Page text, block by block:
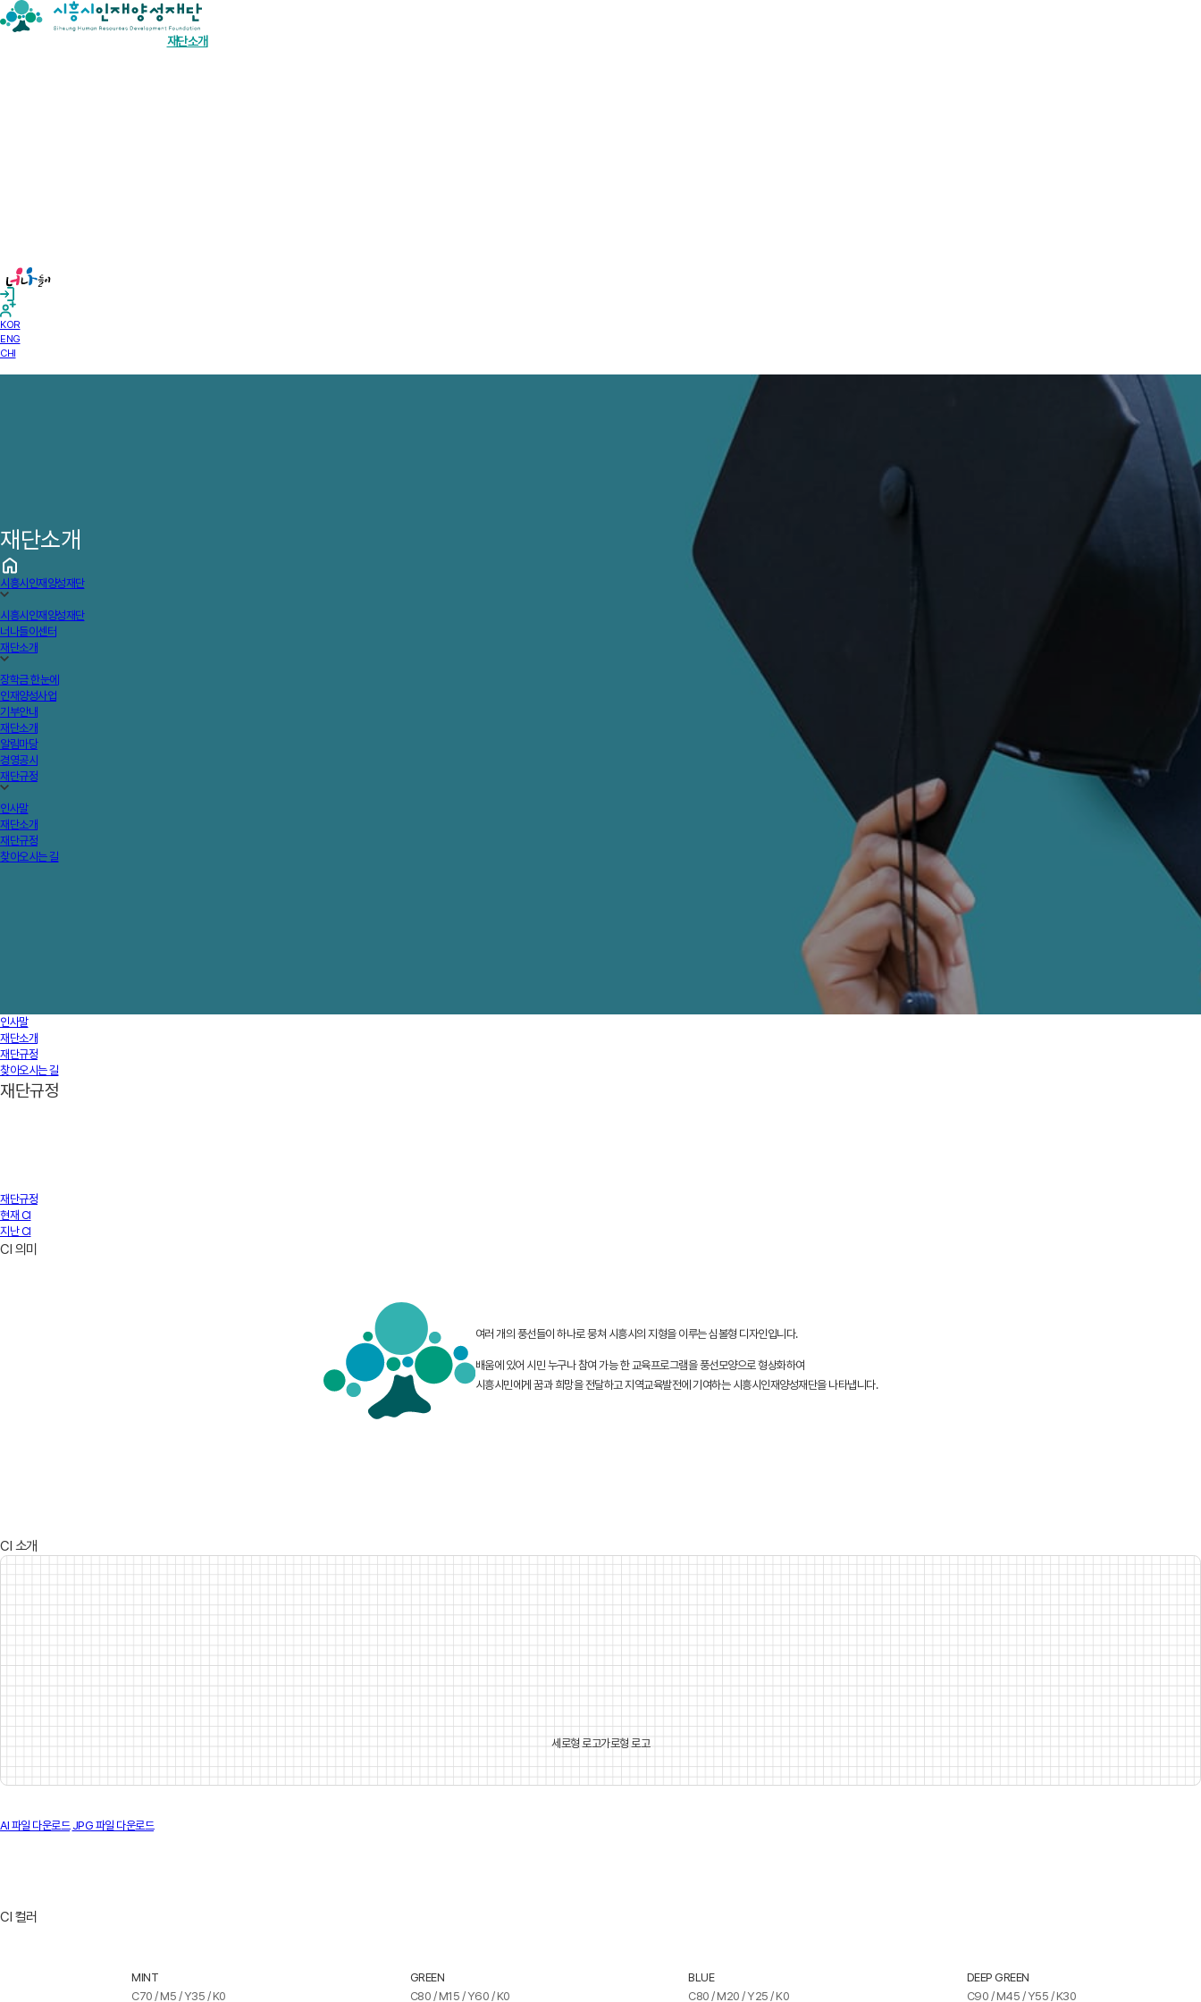
재단소개
KOR
ENG
CHI
재단소개
시흥시인재양성재단
시흥시인재양성재단
너나들이센터
재단소개
장학금 한눈에
인재양성사업
기부안내
재단소개
알림마당
경영공시
재단규정
인사말
재단소개
재단규정
찾아오시는 길
인사말
재단소개
재단규정
찾아오시는 길
재단규정
재단규정
현재 CI
지난 CI
CI 의미
여러 개의 풍선들이 하나로 뭉쳐 시흥시의 지형을 이루는 심볼형 디자인입니다.
배움에 있어 시민 누구나 참여 가능 한 교육프로그램을 풍선모양으로 형상화하여
시흥시민에게 꿈과 희망을 전달하고 지역교육발전에 기여하는 시흥시인재양성재단을 나타냅니다.
CI 소개
세로형 로고가로형 로고
AI 파일 다운로드 JPG 파일 다운로드
CI 컬러
MINT
C70 / M5 / Y35 / K0
GREEN
C80 / M15 / Y60 / K0
BLUE
C80 / M20 / Y25 / K0
DEEP GREEN
C90 / M45 / Y55 / K30